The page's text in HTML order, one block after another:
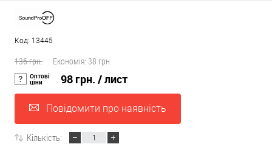
Код: 13445
136 грн. Економія: 38 грн.
Оптові
ціни 98 грн. / лист
Повідомити про наявність
Кількість: